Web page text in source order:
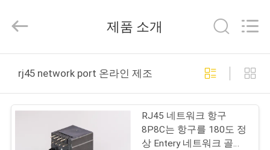
제
Dongguan
Penghui
Ltd..
Reserved.
제품 소개
rj45 network port 온라인 제조
RJ45 네트워크 항구
8P8C는 항구를 180도 정
상 Entery 네트워크 골라